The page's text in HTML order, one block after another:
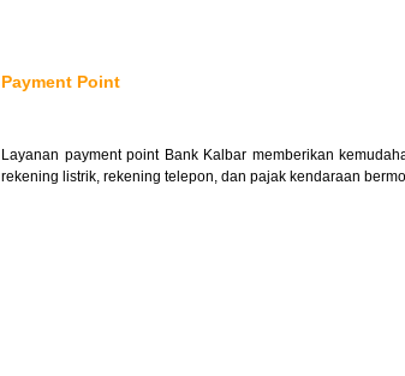
Payment Point
Layanan payment point Bank Kalbar memberikan
rekening listrik, rekening telepon, dan pajak kendaraan